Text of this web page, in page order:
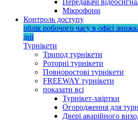
Мікрофони
Контроль доступу
облік робочого часу в офісі
дні
Турнікети
Трипод турнікети
Роторні турнікети
Повноростові турнікети
FREEWAY турнікети
показати всі
Турнікет-хвіртки
Огородження для
Двері аварійного